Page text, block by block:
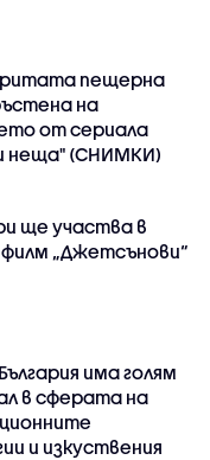
пещерна
на
от сериала
неща" (СНИМКИ)
ще участва в
филм „Джетсънови“
има голям
в сферата на
и изкуствения